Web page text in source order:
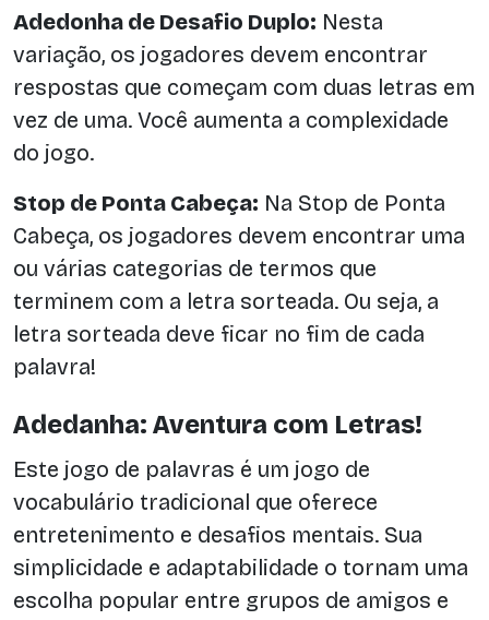
Adedonha de Desafio Duplo: Nesta
variação, os jogadores devem encontrar
respostas que começam com duas letras em
vez de uma. Você aumenta a complexidade
do jogo.
Stop de Ponta Cabeça: Na Stop de Ponta
Cabeça, os jogadores devem encontrar uma
ou várias categorias de termos que
terminem com a letra sorteada. Ou seja, a
letra sorteada deve ficar no fim de cada
palavra!
Adedanha: Aventura com Letras!
Este jogo de palavras é um jogo de
vocabulário tradicional que oferece
entretenimento e desafios mentais. Sua
simplicidade e adaptabilidade o tornam uma
escolha popular entre grupos de amigos e